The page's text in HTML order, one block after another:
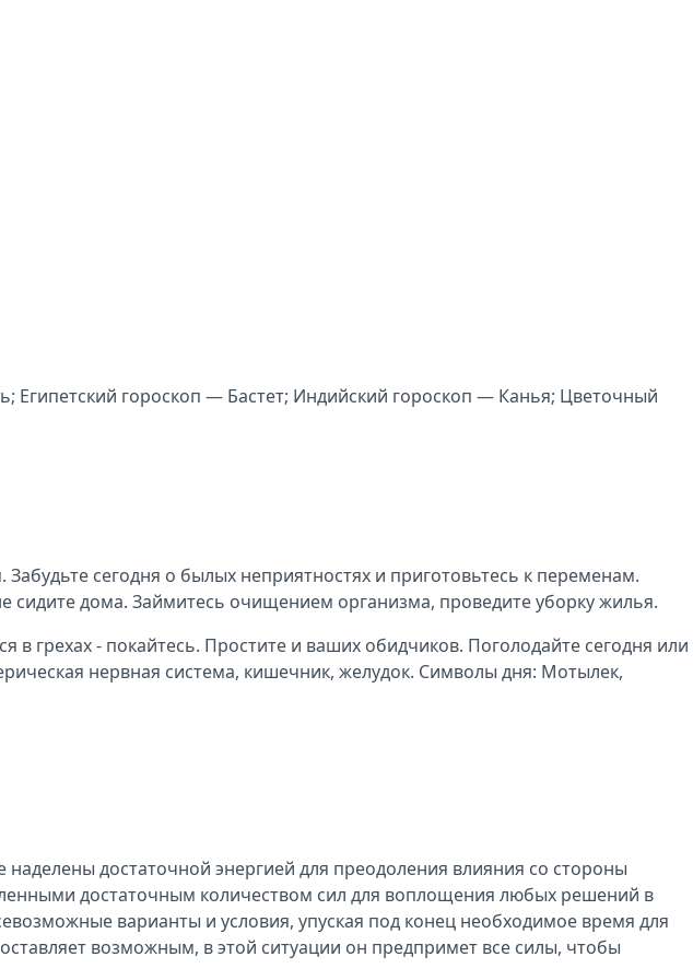
гороскоп — Бастет; Индийский гороскоп — Канья; Цветочный
сегодня о былых неприятностях и приготовьтесь к переменам.
сидите дома. Займитесь очищением организма, проведите уборку жилья.
грехах - покайтесь. Простите и ваших обидчиков. Поголодайте сегодня или
нервная система, кишечник, желудок. Символы дня: Мотылек,
достаточной энергией для преодоления влияния со стороны
достаточным количеством сил для воплощения любых решений в
варианты и условия, упуская под конец необходимое время для
возможным, в этой ситуации он предпримет все силы, чтобы